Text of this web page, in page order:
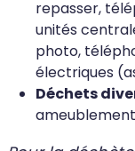
repasser,
unités
photo,
électriques
Déchets